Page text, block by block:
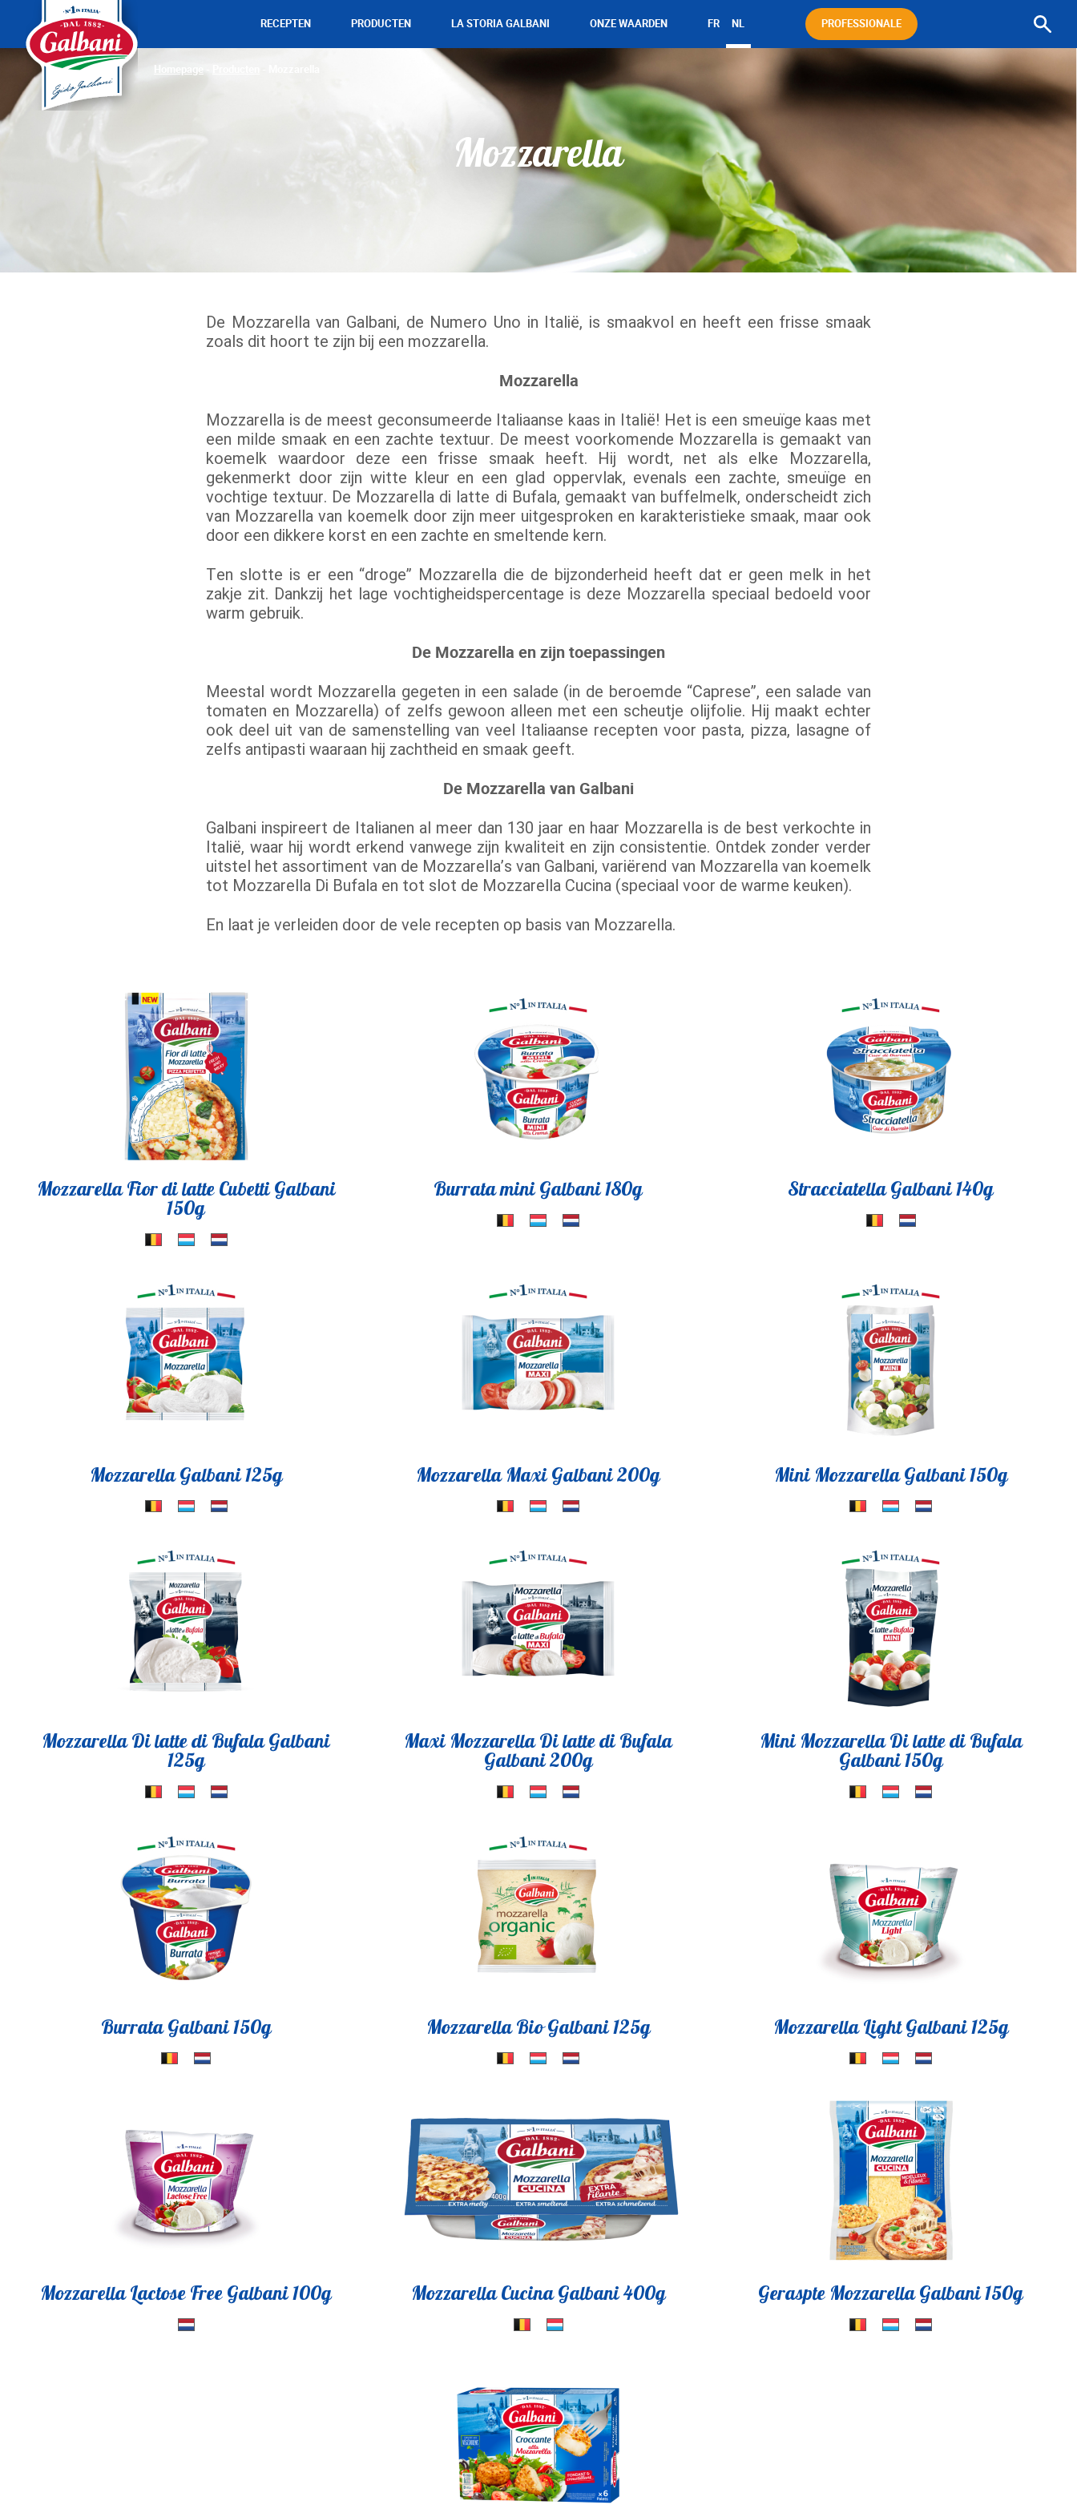
RECEPTEN PRODUCTEN
Parmezaanse kaas en Harde
LA STORIA GALBANI ONZE WAARDEN FR NL PROFESSIONALE
Waarom kiezen voor Galbani
Product assortiment
une
Mozzarella
De Mozzarella van Galbani, de Numero Uno in Italië, is smaakvol en heeft een frisse smaak
zoals dit hoort te zijn bij een mozzarella.
Mozzarella
Mozzarella is de meest geconsumeerde Italiaanse kaas in Italië! Het is een smeuïge kaas met
een milde smaak en een zachte textuur. De meest voorkomende Mozzarella is gemaakt van
koemelk waardoor deze een frisse smaak heeft. Hij wordt, net als elke Mozzarella,
gekenmerkt door zijn witte kleur en een glad oppervlak, evenals een zachte, smeuïge en
vochtige textuur. De Mozzarella di latte di Bufala, gemaakt van buffelmelk, onderscheidt zich
van Mozzarella van koemelk door zijn meer uitgesproken en karakteristieke smaak, maar ook
door een dikkere korst en een zachte en smeltende kern.
Ten slotte is er een “droge” Mozzarella die de bijzonderheid heeft dat er geen melk in het
zakje zit. Dankzij het lage vochtigheidspercentage is deze Mozzarella speciaal bedoeld voor
warm gebruik.
De Mozzarella en zijn toepassingen
Meestal wordt Mozzarella gegeten in een salade (in de beroemde “Caprese”, een salade van
tomaten en Mozzarella) of zelfs gewoon alleen met een scheutje olijfolie. Hij maakt echter
ook deel uit van de samenstelling van veel Italiaanse recepten voor pasta, pizza, lasagne of
zelfs antipasti waaraan hij zachtheid en smaak geeft.
De Mozzarella van Galbani
Galbani inspireert de Italianen al meer dan 130 jaar en haar Mozzarella is de best verkochte in
Italië, waar hij wordt erkend vanwege zijn kwaliteit en zijn consistentie. Ontdek zonder verder
uitstel het assortiment van de Mozzarella’s van Galbani, variërend van Mozzarella van koemelk
tot Mozzarella Di Bufala en tot slot de Mozzarella Cucina (speciaal voor de warme keuken).
En laat je verleiden door de vele recepten op basis van Mozzarella.
Homepage
Mozzarella Fior di latte Cubetti Galbani
150g
Burrata mini Galbani 180g Stracciatella Galbani 140g
Mozzarella Galbani 125g Mozzarella Maxi Galbani 200g Mini Mozzarella Galbani 150g
Mozzarella Di latte di Bufala Galbani
125g
Maxi Mozzarella Di latte di Bufala
Galbani 200g
Mini Mozzarella Di latte di Bufala
Galbani 150g
Burrata Galbani 150g Mozzarella Bio Galbani 125g Mozzarella Light Galbani 125g
Mozzarella Lactose Free Galbani 100g Mozzarella Cucina Galbani 400g Geraspte Mozzarella Galbani 150g